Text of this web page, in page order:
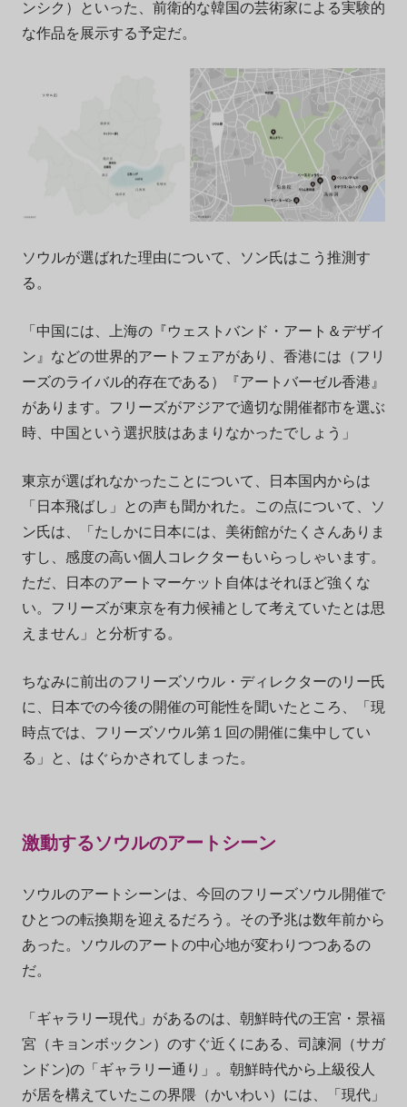
ンシク）といった、前衛的な韓国の芸術家による実験的
な作品を展示する予定だ。
ソウルが選ばれた理由について、ソン氏はこう推測す
る。
「中国には、上海の『ウェストバンド・アート＆デザイ
ン』などの世界的アートフェアがあり、香港には（フリ
ーズのライバル的存在である）『アートバーゼル香港』
があります。フリーズがアジアで適切な開催都市を選ぶ
時、中国という選択肢はあまりなかったでしょう」
東京が選ばれなかったことについて、日本国内からは
「日本飛ばし」との声も聞かれた。この点について、ソ
ン氏は、「たしかに日本には、美術館がたくさんありま
すし、感度の高い個人コレクターもいらっしゃいます。
ただ、日本のアートマーケット自体はそれほど強くな
い。フリーズが東京を有力候補として考えていたとは思
えません」と分析する。
ちなみに前出のフリーズソウル・ディレクターのリー氏
に、日本での今後の開催の可能性を聞いたところ、「現
時点では、フリーズソウル第１回の開催に集中してい
る」と、はぐらかされてしまった。
激動するソウルのアートシーン
ソウルのアートシーンは、今回のフリーズソウル開催で
ひとつの転換期を迎えるだろう。その予兆は数年前から
あった。ソウルのアートの中心地が変わりつつあるの
だ。
「ギャラリー現代」があるのは、朝鮮時代の王宮・景福
宮（キョンボックン）のすぐ近くにある、司諫洞（サガ
ンドン)の「ギャラリー通り」。朝鮮時代から上級役人
が居を構えていたこの界隈（かいわい）には、「現代」